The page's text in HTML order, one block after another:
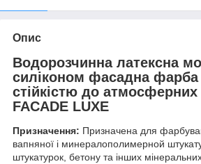
Опис
Водорозчинна латексна
силіконом фасадна
стійкістю до атмосферних
FACADE LUXE
Призначення: Призначена для
вапняної і минералополимерной
штукатурок, бетону та інших